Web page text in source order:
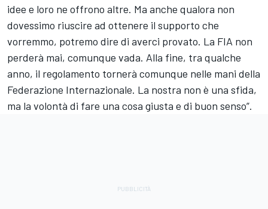
idee e loro ne offrono altre. Ma anche qualora non
dovessimo riuscire ad ottenere il supporto che
vorremmo, potremo dire di averci provato. La FIA non
perderà mai, comunque vada. Alla fine, tra qualche
anno, il regolamento tornerà comunque nelle mani della
Federazione Internazionale. La nostra non è una sfida,
ma la volontà di fare una cosa giusta e di buon senso”.